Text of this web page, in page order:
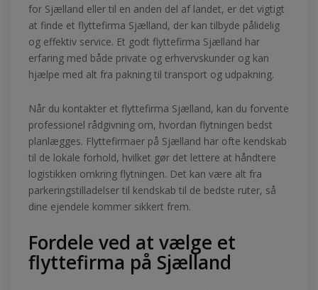
for Sjælland eller til en anden del af landet, er det vigtigt
at finde et flyttefirma Sjælland, der kan tilbyde pålidelig
og effektiv service. Et godt flyttefirma Sjælland har
erfaring med både private og erhvervskunder og kan
hjælpe med alt fra pakning til transport og udpakning.
Når du kontakter et flyttefirma Sjælland, kan du forvente
professionel rådgivning om, hvordan flytningen bedst
planlægges. Flyttefirmaer på Sjælland har ofte kendskab
til de lokale forhold, hvilket gør det lettere at håndtere
logistikken omkring flytningen. Det kan være alt fra
parkeringstilladelser til kendskab til de bedste ruter, så
dine ejendele kommer sikkert frem.
Fordele ved at vælge et
flyttefirma på Sjælland